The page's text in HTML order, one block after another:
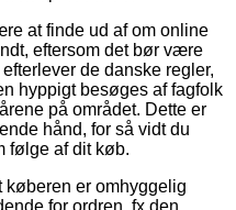
at finde ud af om online
eftersom det bør være
de danske regler,
hyppigt besøges af fagfolk
på området. Dette er
hånd, for så vidt du
følge af dit køb.
køberen er omhyggelig